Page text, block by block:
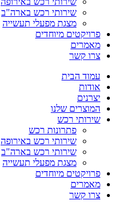
שירותי רכש בארה"ב
מצגת מפעלי תעשייה
פרויקטים מיוחדים
מאמרים
צרו קשר
עמוד הבית
אודות
יצרנים
המוצרים שלנו
שירותי רכש
פתרונות רכש
שירותי רכש באירופה
שירותי רכש בארה"ב
מצגת מפעלי תעשייה
פרויקטים מיוחדים
מאמרים
צרו קשר